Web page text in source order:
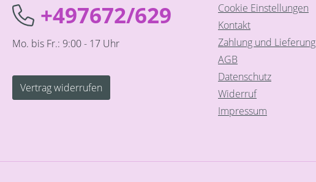
+497672/629
Mo. bis Fr.: 9:00 - 17 Uhr
Vertrag widerrufen
Cookie Einstellungen
Kontakt
Zahlung und Lieferung
AGB
Datenschutz
Widerruf
Impressum